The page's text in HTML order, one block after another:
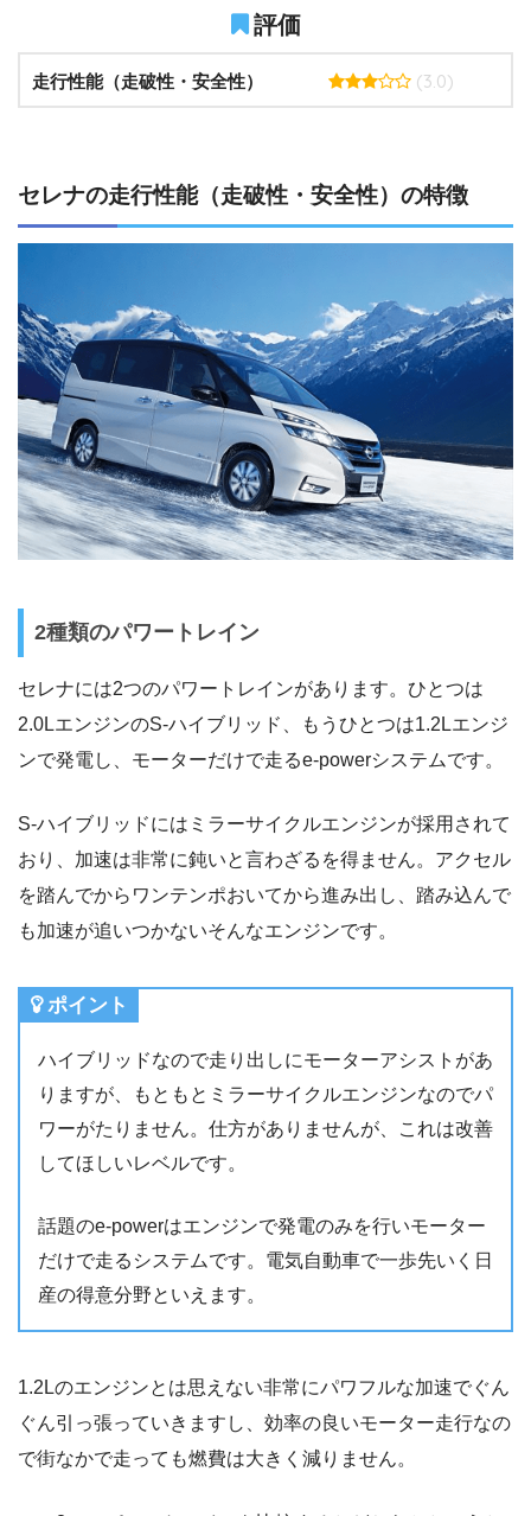
評価
走行性能（走破性・安全性） (3.0)
セレナの走行性能（走破性・安全性）の特徴
2種類のパワートレイン
セレナには2つのパワートレインがあります。ひとつは
2.0LエンジンのS-ハイブリッド、もうひとつは1.2Lエンジ
ンで発電し、モーターだけで走るe-powerシステムです。
S-ハイブリッドにはミラーサイクルエンジンが採用されて
おり、加速は非常に鈍いと言わざるを得ません。アクセル
を踏んでからワンテンポおいてから進み出し、踏み込んで
も加速が追いつかないそんなエンジンです。
ポイント
ハイブリッドなので走り出しにモーターアシストがあ
りますが、もともとミラーサイクルエンジンなのでパ
ワーがたりません。仕方がありませんが、これは改善
してほしいレベルです。
話題のe-powerはエンジンで発電のみを行いモーター
だけで走るシステムです。電気自動車で一歩先いく日
産の得意分野といえます。
1.2Lのエンジンとは思えない非常にパワフルな加速でぐん
ぐん引っ張っていきますし、効率の良いモーター走行なの
で街なかで走っても燃費は大きく減りません。